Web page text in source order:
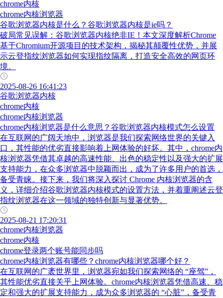
chrome内核
chrome内核浏览器
谷歌浏览器内核是什么？谷歌浏览器内核是ie吗？
破局常见误解：谷歌浏览器内核绝非IE！本文深度解析Chrome
基于Chromium开源项目的技术架构，揭秘其颠覆性优势，并展
示云登指纹浏览器如何实现指纹隔离，打造安全高效的网页环
境。
2025-08-26 16:41:23
谷歌浏览器内核
chrome内核
chrome内核浏览器
chrome内核浏览器是什么意思？谷歌浏览器内核模式怎么设置
在互联网的广阔天地中，浏览器是我们探索网络世界的关键入
口，其性能的优劣直接影响着上网体验的好坏。其中，chrome内
核浏览器凭借其卓越的高速性能、出色的稳定性以及强大的扩展
支持能力，在众多浏览器中脱颖而出，成为了许多用户的首选，
备受青睐。接下来，我们将深入探讨 Chrome 内核浏览器的含
义，详细介绍谷歌浏览器内核模式的设置方法，并着重阐述云登
指纹浏览器在这一领域的独特创新与显著优势。
2025-08-21 17:20:31
chrome内核浏览器
chrome内核
chrome登录两个账号能同步吗
chrome内核浏览器有哪些？chrome内核浏览器哪个好？
在互联网的广袤世界里，浏览器宛如我们探索网络的 “座驾”，
其性能优劣直接关乎上网体验。chrome内核浏览器凭借高速、稳
定和强大的扩展支持能力，成为众多浏览器的 “心脏”，备受青